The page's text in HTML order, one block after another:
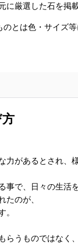
に厳選した石を掲
とは色・サイズ
力があるとされ、
事で、日々の生活
たのが、
。
らうものではなく